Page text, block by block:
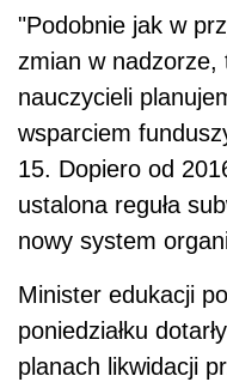
"Podobnie jak w
zmian w nadzorze,
nauczycieli
wsparciem
15. Dopiero od
ustalona reguła
nowy system
Minister edukacji
poniedziałku
planach likwidacji